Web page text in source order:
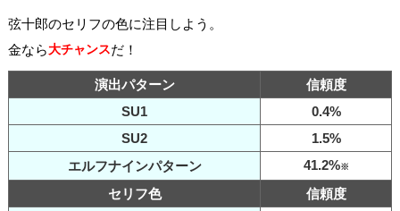
弦十郎のセリフの色に注目しよう。
金なら大チャンスだ！
演出パターン
信頼度
SU1
0.4%
SU2
1.5%
エルフナインパターン
41.2%※
セリフ色
信頼度